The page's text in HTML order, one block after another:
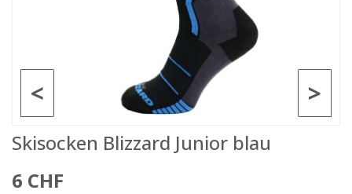
>
<
Skisocken Blizzard Junior blau
6 CHF